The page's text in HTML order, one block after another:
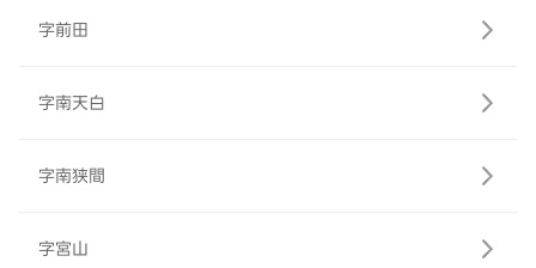
字前田
字南天白
字南狭間
字宮山